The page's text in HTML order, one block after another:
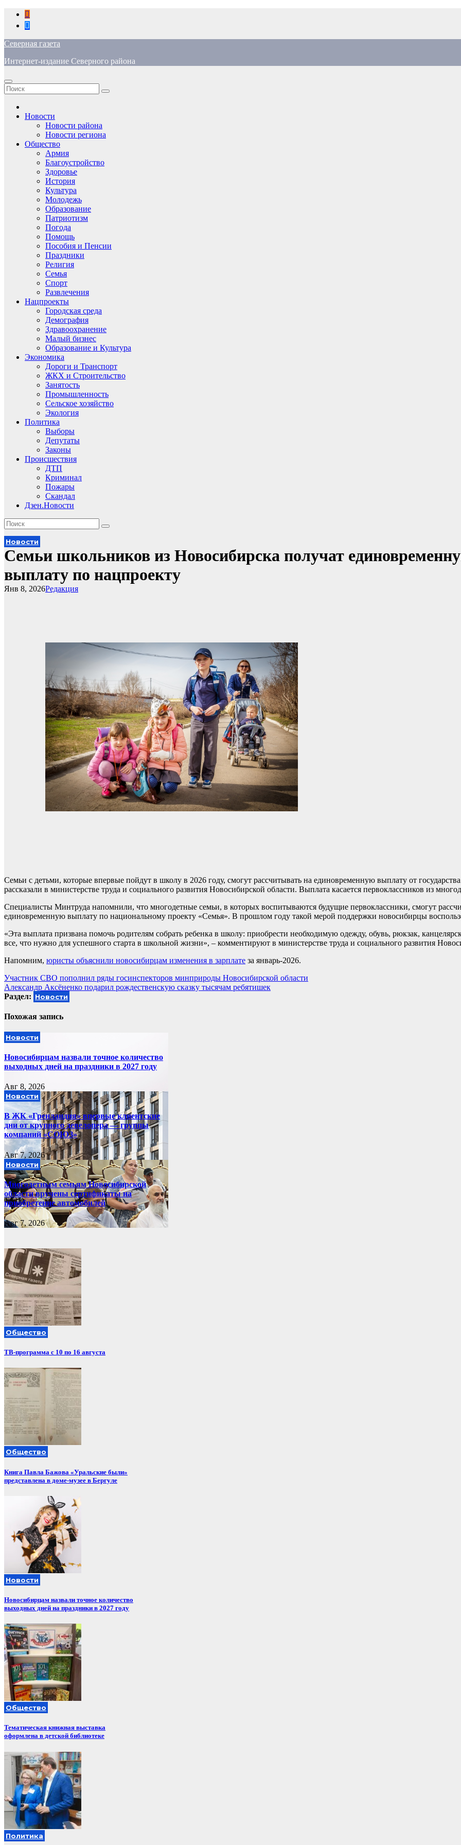
Перейти
содержимому
Северная газета
Интернет-издание Северного района
Новости
Новости района
Новости региона
Общество
Армия
Благоустройство
Здоровье
История
Культура
Молодежь
Образование
Патриотизм
Погода
Помощь
Пособия и Пенсии
Праздники
Религия
Семья
Спорт
Развлечения
Нацпроекты
Городская среда
Демография
Здравоохранение
Малый бизнес
Образование и Культура
Экономика
Дороги и Транспорт
ЖКХ и Строительство
Занятость
Промышленность
Сельское хозяйство
Экология
Политика
Выборы
Депутаты
Законы
Происшествия
ДТП
Криминал
Пожары
Скандал
Дзен.Новости
Новости
Семьи школьников из Новосибирска получат
выплату по нацпроекту
Редакция
Янв 8, 2026
Семьи с детьми, которые впервые пойдут в школу в 2026 году, смогут рассчитывать на единовременную выплату от
рассказали в министерстве труда и социального развития Новосибирской области. Выплата касается первоклассников из
Специалисты Минтруда напомнили, что многодетные семьи, в которых воспитываются будущие первоклассники, смогут
единовременную выплату по национальному проекту «Семья». В прошлом году такой мерой поддержки новосибирцы
«Эта выплата призвана помочь родителям собрать ребенка в школу: приобрести необходимую одежду, обувь, рюкзак,
все, что нужно для успешного старта в школьной жизни», – комментируют в министерстве труда и социального развития
Напомним, юристы объяснили новосибирцам изменения в зарплате за январь-2026.
Навигация
по
Участник СВО пополнил ряды госинспекторов минприроды Новосибирской области
Александр Аксёненко подарил рождественскую сказку тысячам ребятишек
Раздел: Новости
Похожая запись
Новости
Новосибирцам назвали точное количество
выходных дней на праздники в 2027 году
Авг 8, 2026
Новости
В ЖК «Гренландия» впервые клиентские
дни от крупного девелопера — группы
компаний «СОЮЗ»
Авг 7, 2026
Новости
Многодетным семьям Новосибирской
области вручены сертификаты на
приобретение автомобилей
Авг 7, 2026
Общество
ТВ-программа с 10 по 16 августа
Общество
Книга Павла Бажова «Уральские были»
представлена в доме-музее в Бергуле
Новости
Новосибирцам назвали точное количество
выходных дней на праздники в 2027 году
Общество
Тематическая книжная выставка
оформлена в детской библиотеке
Политика